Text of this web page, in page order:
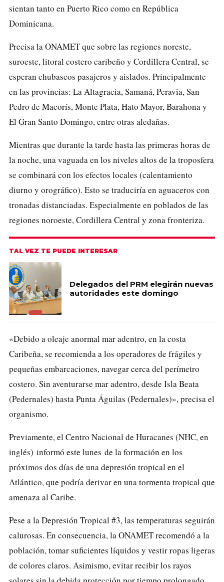
sientan tanto en Puerto Rico como en República
Dominicana.
Precisa la ONAMET que sobre las regiones noreste,
suroeste, litoral costero caribeño y Cordillera Central, se
esperan chubascos pasajeros y aislados. Principalmente
en las provincias: La Altagracia, Samaná, Peravia, San
Pedro de Macorís, Monte Plata, Hato Mayor, Barahona y
El Gran Santo Domingo, entre otras aledañas.
Mientras que durante la tarde hasta las primeras horas de
la noche, una vaguada en los niveles altos de la troposfera
se combinará con los efectos locales (calentamiento
diurno y orográfico). Esto se traduciría en aguaceros con
tronadas distanciadas. Especialmente en poblados de las
regiones noroeste, Cordillera Central y zona fronteriza.
TAL VEZ TE PUEDE INTERESAR
Delegados del PRM elegirán nuevas
autoridades este domingo
«Debido a oleaje anormal mar adentro, en la costa
Caribeña, se recomienda a los operadores de frágiles y
pequeñas embarcaciones, navegar cerca del perímetro
costero. Sin aventurarse mar adentro, desde Isla Beata
(Pedernales) hasta Punta Águilas (Pedernales)», precisa el
organismo.
Previamente, el Centro Nacional de Huracanes (NHC, en
inglés) informó este lunes de la formación en los
próximos dos días de una depresión tropical en el
Atlántico, que podría derivar en una tormenta tropical que
amenaza al Caribe.
Pese a la Depresión Tropical #3, las temperaturas seguirán
calurosas. En consecuencia, la ONAMET recomendó a la
población, tomar suficientes líquidos y vestir ropas ligeras
de colores claros. Asimismo, evitar recibir los rayos